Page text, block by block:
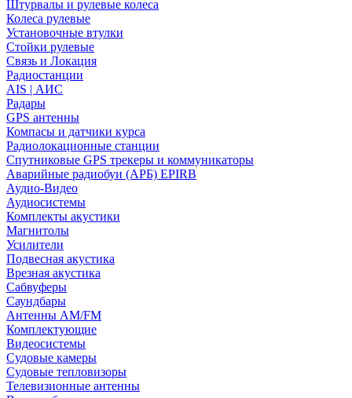
Штурвалы и рулевые колеса
Колеса рулевые
Установочные втулки
Стойки рулевые
Связь и Локация
Радиостанции
AIS | АИС
Радары
GPS антенны
Компасы и датчики курса
Радиолокационные станции
Спутниковые GPS трекеры и коммуникаторы
Аварийные радиобуи (АРБ) EPIRB
Аудио-Видео
Аудиосистемы
Комплекты акустики
Магнитолы
Усилители
Подвесная акустика
Врезная акустика
Сабвуферы
Саундбары
Антенны AM/FM
Комплектующие
Видеосистемы
Судовые камеры
Cудовые тепловизоры
Телевизионные антенны